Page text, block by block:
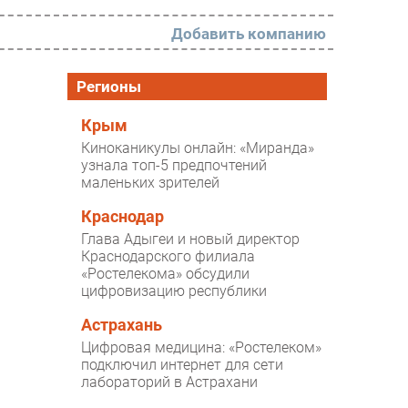
РАЗДЕЛЫ
Новости
Аналитика
Интервью
Мероприятия
Проекты
IT класс
Каталог компаний
Добавить компанию
Регионы
Крым
Киноканикулы онлайн: «Миранда»
узнала топ-5 предпочтений
маленьких зрителей
Краснодар
Глава Адыгеи и новый директор
Краснодарского филиала
«Ростелекома» обсудили
цифровизацию республики
Астрахань
Цифровая медицина: «Ростелеком»
подключил интернет для сети
лабораторий в Астрахани